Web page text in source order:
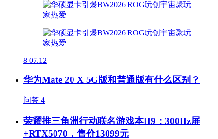
8 07.12
华为Mate 20 X 5G版和普通版有什么区别？
问答 4
荣耀推三角洲行动联名游戏本H9：300Hz屏
+RTX5070，售价13099元